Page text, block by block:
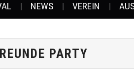
NEWS VEREIN
PARTY